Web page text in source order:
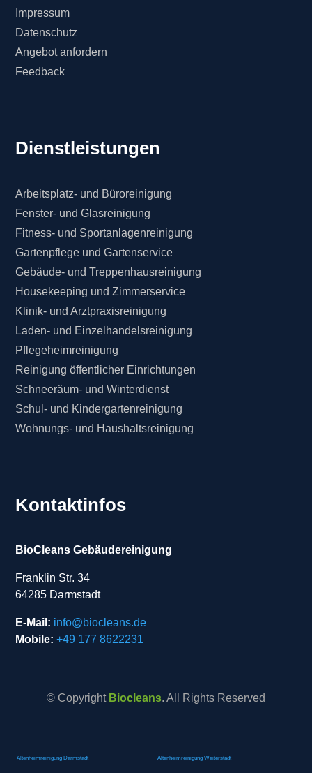
Impressum
Datenschutz
Angebot anfordern
Feedback
Dienstleistungen
Arbeitsplatz- und Büroreinigung
Fenster- und Glasreinigung
Fitness- und Sportanlagenreinigung
Gartenpflege und Gartenservice
Gebäude- und Treppenhausreinigung
Housekeeping und Zimmerservice
Klinik- und Arztpraxisreinigung
Laden- und Einzelhandelsreinigung
Pflegeheimreinigung
Reinigung öffentlicher Einrichtungen
Schneeräum- und Winterdienst
Schul- und Kindergartenreinigung
Wohnungs- und Haushaltsreinigung
Kontaktinfos
BioCleans Gebäudereinigung
Franklin Str. 34
64285 Darmstadt
E-Mail: info@biocleans.de
Mobile: +49 177 8622231
© Copyright Biocleans. All Rights Reserved
Altenheimreinigung Darmstadt Altenheimreinigung Weiterstadt